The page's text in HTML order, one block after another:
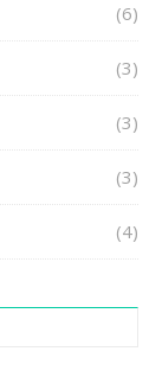
(6)
(3)
(3)
(3)
(4)